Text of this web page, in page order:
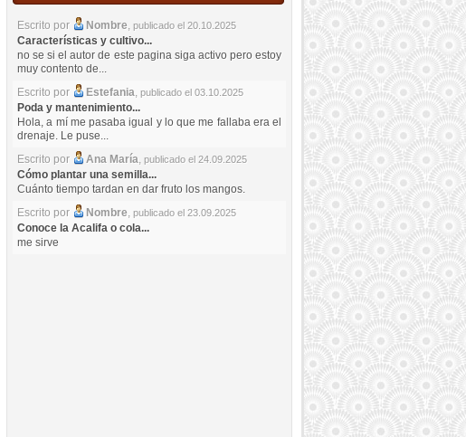
Escrito por Nombre, publicado el 20.10.2025
Características y cultivo...
no se si el autor de este pagina siga activo pero estoy
muy contento de...
Escrito por
Estefania, publicado el 03.10.2025
Poda y mantenimiento...
Hola, a mí me pasaba igual y lo que me fallaba era el
drenaje. Le puse...
Escrito por
Ana María, publicado el 24.09.2025
Cómo plantar una semilla...
Cuánto tiempo tardan en dar fruto los mangos.
Escrito por
Nombre, publicado el 23.09.2025
Conoce la Acalifa o cola...
me sirve